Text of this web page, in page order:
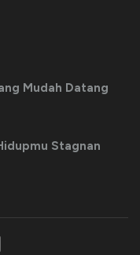
Mudah Datang
Stagnan